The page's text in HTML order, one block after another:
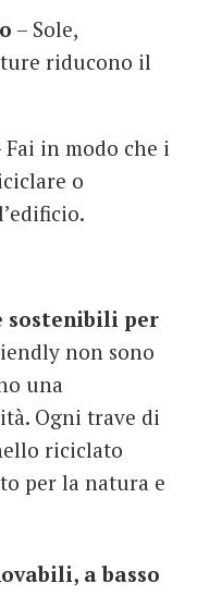
– Sole,
riducono il
Fai in modo che i
o
sostenibili per
non sono
una
Ogni trave di
riciclato
per la natura e
a basso